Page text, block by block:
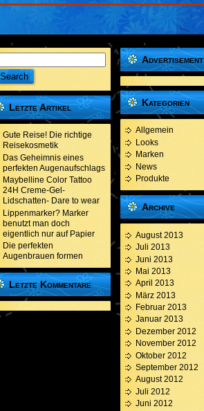
Letzte Artikel
Gute Reise! Die richtige
Reisekosmetik
Das Geheimnis eines
perfekten Augenaufschlags
Maybelline Color Tattoo
24H Creme-Gel-
Lidschatten- Dare to wear
Lippenmarker? Marker
benutzt man doch
eigentlich nur auf Papier
Die perfekten
Augenbrauen formen
Letzte Kommentare
Advertisement
Kategorien
Allgemein
Looks
Marken
News
Produkte
Archive
August 2013
Juli 2013
Juni 2013
Mai 2013
April 2013
März 2013
Februar 2013
Januar 2013
Dezember 2012
November 2012
Oktober 2012
September 2012
August 2012
Juli 2012
Juni 2012